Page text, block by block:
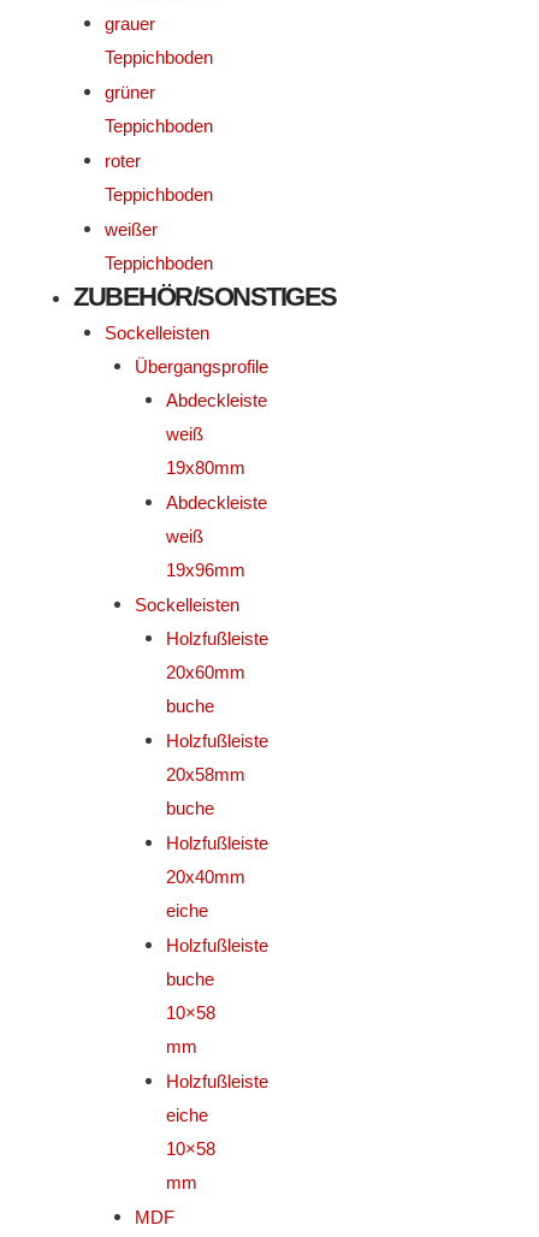
grauer
Teppichboden
grüner
Teppichboden
roter
Teppichboden
weißer
Teppichboden
ZUBEHÖR/SONSTIGES
Sockelleisten
Übergangsprofile
Abdeckleiste
weiß
19x80mm
Abdeckleiste
weiß
19x96mm
Sockelleisten
Holzfußleiste
20x60mm
buche
Holzfußleiste
20x58mm
buche
Holzfußleiste
20x40mm
eiche
Holzfußleiste
buche
10×58
mm
Holzfußleiste
eiche
10×58
mm
MDF